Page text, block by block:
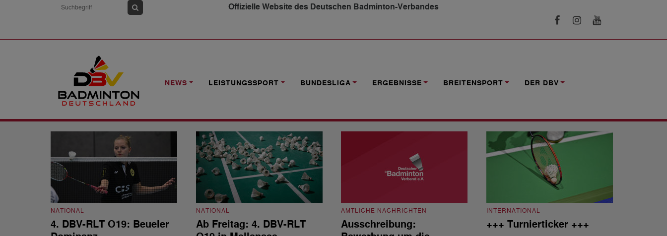
Offizielle Website des Deutschen Badminton-Verbandes
NEWS LEISTUNGSSPORT BUNDESLIGA ERGEBNISSE BREITENSPORT DER DBV
NEWS
DBV-Rangliste O19
NATIONAL
4. DBV-RLT O19: Beueler
NATIONAL
Ab Freitag: 4. DBV-RLT
AMTLICHE NACHRICHTEN
Ausschreibung:
INTERNATIONAL
+++ Turnierticker +++